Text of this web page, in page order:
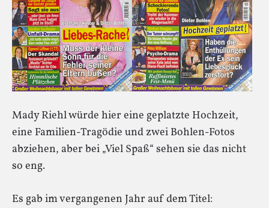
Mady Riehl würde hier eine geplatzte Hochzeit,
eine Familien-Tragödie und zwei Bohlen-Fotos
abziehen, aber bei „Viel Spaß“ sehen sie das nicht
so eng.
Es gab im vergangenen Jahr auf dem Titel: